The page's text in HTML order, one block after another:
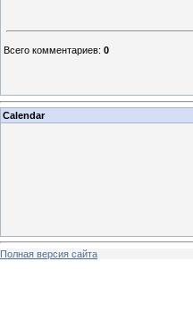
Всего комментариев: 0
Calendar
Полная версия сайта